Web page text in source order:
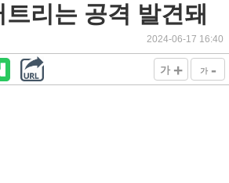
리는 공격 발견돼
2024-06-17 16:40
가 + 가 -